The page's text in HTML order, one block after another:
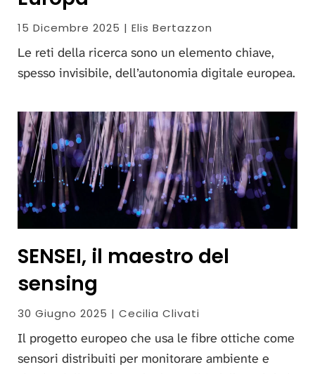
15 Dicembre 2025 | Elis Bertazzon
Le reti della ricerca sono un elemento chiave,
spesso invisibile, dell’autonomia digitale europea.
SENSEI, il maestro del
sensing
30 Giugno 2025 | Cecilia Clivati
Il progetto europeo che usa le fibre ottiche come
sensori distribuiti per monitorare ambiente e